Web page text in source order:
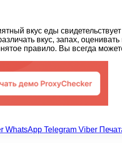
вкус еды
вкус, запах,
правило. Вы всегда
WhatsApp Telegram Viber